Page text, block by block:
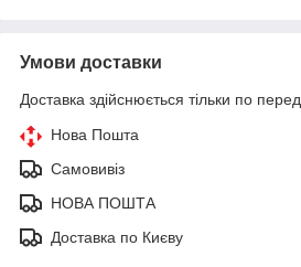
Умови доставки
Доставка здійснюється тільки по
Нова Пошта
Самовивіз
НОВА ПОШТА
Доставка по Києву